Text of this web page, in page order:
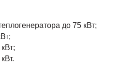
до 75 кВт;